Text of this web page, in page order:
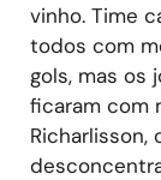
vinho. Time
todos com
gols, mas os
ficaram com
Richarlisson,